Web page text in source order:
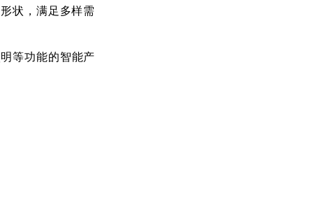
状，满足多样需
等功能的智能产